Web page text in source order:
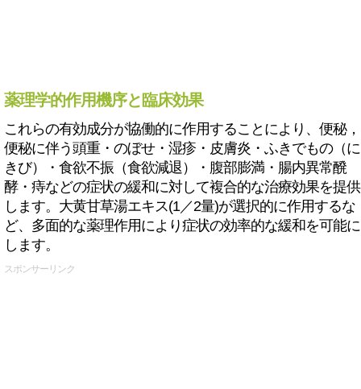
薬理学的作用機序と臨床効果
これらの有効成分が協働的に作用することにより、便秘，
便秘に伴う頭重・のぼせ・湿疹・皮膚炎・ふきでもの（に
きび）・食欲不振（食欲減退）・腹部膨満・腸内異常醗
酵・痔などの症状の緩和に対して複合的な治療効果を提供
します。大黄甘草湯エキス(1／2量)が選択的に作用するな
ど、多面的な薬理作用により症状の効率的な緩和を可能に
します。
スポンサーリンク